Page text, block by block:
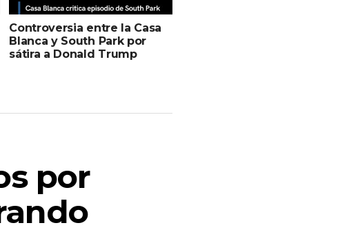
Controversia entre la Casa
Blanca y South Park por
sátira a Donald Trump
por